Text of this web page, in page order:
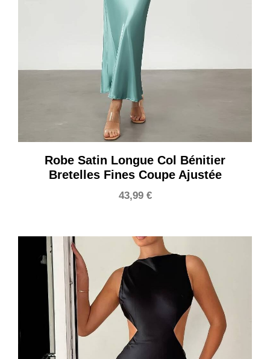
Robe Satin Longue Col Bénitier
Bretelles Fines Coupe Ajustée
43,99 €